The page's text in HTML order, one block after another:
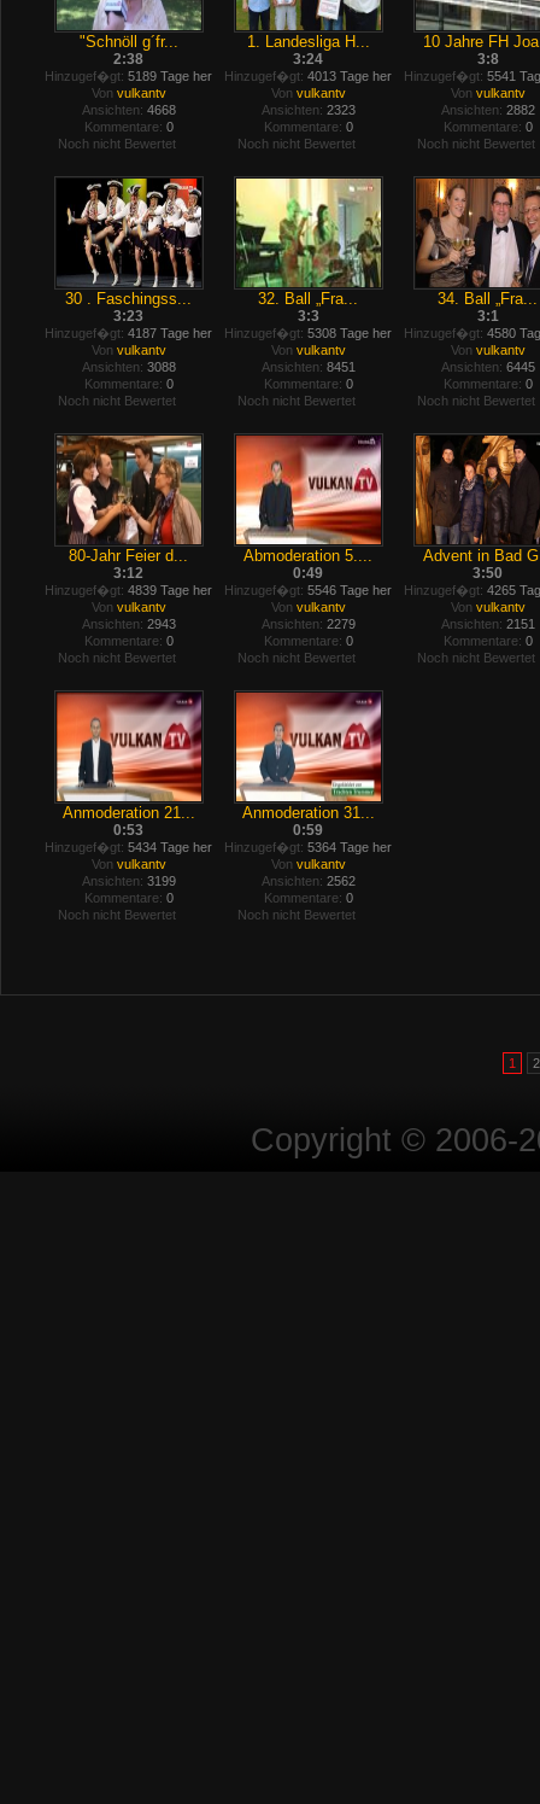
"Schnöll g´fr...
2:38
Hinzugef�gt: 5189 Tage her
Von vulkantv
Ansichten: 4668
Kommentare: 0
Noch nicht Bewertet
1. Landesliga H...
3:24
Hinzugef�gt: 4013 Tage her
Von vulkantv
Ansichten: 2323
Kommentare: 0
Noch nicht Bewertet
10 Jahre FH
3:8
Hinzugef�gt: 5541
Von vulkantv
Ansichten: 2882
Kommentare: 0
Noch nicht Bewertet
30 . Faschingss...
3:23
Hinzugef�gt: 4187 Tage her
Von vulkantv
Ansichten: 3088
Kommentare: 0
Noch nicht Bewertet
32. Ball „Fra...
3:3
Hinzugef�gt: 5308 Tage her
Von vulkantv
Ansichten: 8451
Kommentare: 0
Noch nicht Bewertet
34. Ball „Fra...
3:1
Hinzugef�gt: 4580
Von vulkantv
Ansichten: 6445
Kommentare: 0
Noch nicht Bewertet
80-Jahr Feier d...
3:12
Hinzugef�gt: 4839 Tage her
Von vulkantv
Ansichten: 2943
Kommentare: 0
Noch nicht Bewertet
Abmoderation 5....
0:49
Hinzugef�gt: 5546 Tage her
Von vulkantv
Ansichten: 2279
Kommentare: 0
Noch nicht Bewertet
Advent in Bad
3:50
Hinzugef�gt: 4265
Von vulkantv
Ansichten: 2151
Kommentare: 0
Noch nicht Bewertet
Anmoderation 21...
0:53
Hinzugef�gt: 5434 Tage her
Von vulkantv
Ansichten: 3199
Kommentare: 0
Noch nicht Bewertet
Anmoderation 31...
0:59
Hinzugef�gt: 5364 Tage her
Von vulkantv
Ansichten: 2562
Kommentare: 0
Noch nicht Bewertet
1 2
Copyright © 2006-